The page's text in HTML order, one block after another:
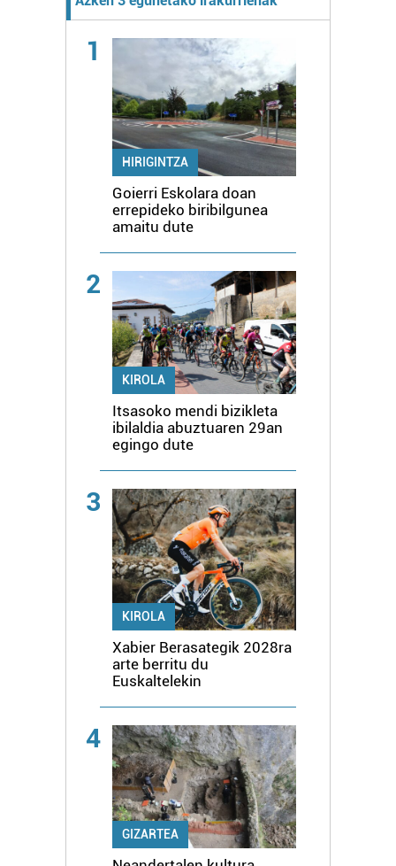
1
HIRIGINTZA
Goierri Eskolara doan
errepideko biribilgunea
amaitu dute
2
KIROLA
Itsasoko mendi bizikleta
ibilaldia abuztuaren 29an
egingo dute
3
KIROLA
Xabier Berasategik 2028ra
arte berritu du
Euskaltelekin
4
GIZARTEA